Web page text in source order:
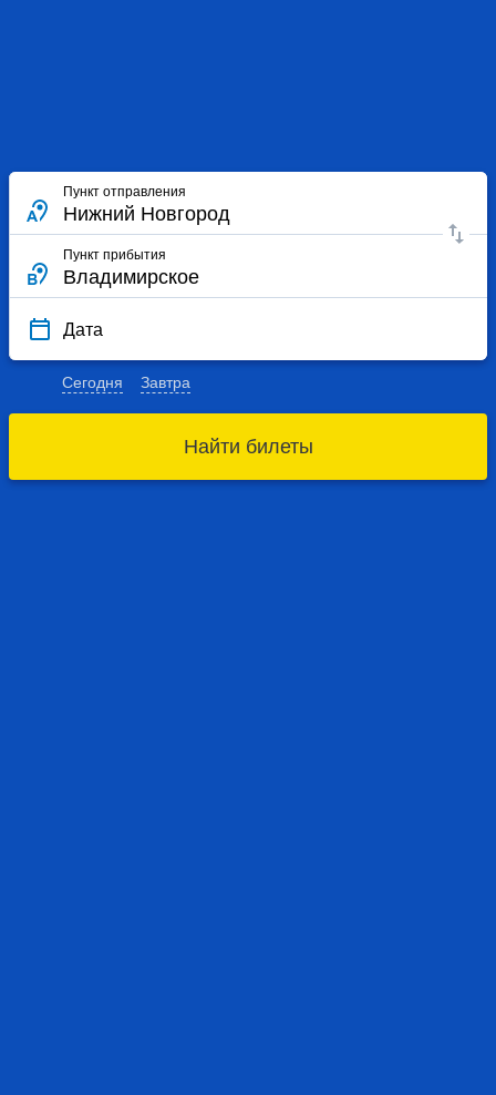
Пункт отправления
Пункт прибытия
Дата
Сегодня Завтра
Найти билеты